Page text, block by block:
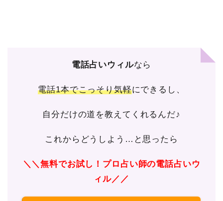
電話占いウィルなら
電話1本でこっそり気軽にできるし、
自分だけの道を教えてくれるんだ♪
これからどうしよう…と思ったら
＼＼無料でお試し！プロ占い師の電話占いウ
ィル／／